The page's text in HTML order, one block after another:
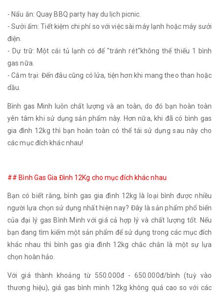
- Nấu ăn: Quay BBQ party hay du lịch picnic.
- Sưởi ấm: Tiết kiệm chi phí so với việc sài máy lạnh hoặc máy sưởi
điện.
- Dự trữ: Một cái tủ lạnh có để "tránh rét"không thể thiếu 1 bình
gas nữa.
- Cắm trại: Đến đâu cũng có lửa, tiện hơn khi mang theo than hoặc
dầu.
Bình gas Minh luôn chất lượng và an toàn, do đó bạn hoàn toàn
yên tâm khi sử dụng sản phẩm này. Hơn nữa, khi đã có bình gas
gia đình 12kg thì bạn hoàn toàn có thể tái sử dụng sau này cho
các mục đích khác nhau!
## Bình Gas Gia Đình 12Kg cho mục đích khác nhau
Bạn có biết rằng, bình gas gia đình 12kg là loại bình được nhiều
người lựa chọn sử dụng nhất hiện nay? Đây là sản phẩm phổ biến
của đại lý gas Bình Minh với giá cả hợp lý và chất lượng tốt. Nếu
bạn đang tìm kiếm một sản phẩm để sử dụng trong các mục đích
khác nhau thì bình gas gia đình 12kg chắc chắn là một sự lựa
chọn hoàn hảo.
Với giá thành khoảng từ 550.000đ - 650.000đ/bình (tuỳ vào
thương hiệu), giá gas bình minh 12kg không quá cao so với các